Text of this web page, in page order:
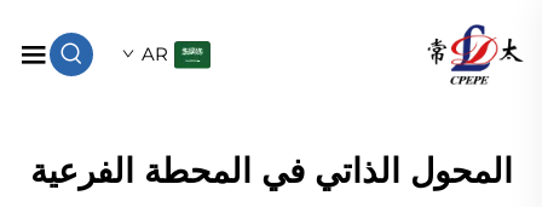
AR
المحول الذاتي في المحطة الفرعية